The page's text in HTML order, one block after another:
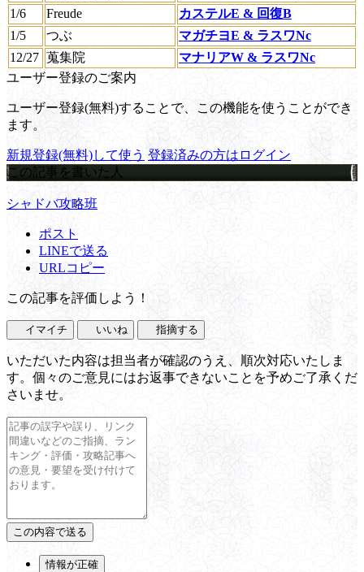
1/6
Freude
カステルE & 回復B
1/5
つぶ
マガチヨE & ラスワNc
12/27 蒐集院
マナリアW & ラスワNc
ユーザー登録のご案内
ユーザー登録(無料)することで、この機能を使うことができ
ます。
新規登録(無料)して使う 登録済みの方はログイン
この記事を書いた人
シャドバ攻略班
ポスト
LINEで送る
URLコピー
この記事を評価しよう！
イマイチ いいね 指摘する
いただいた内容は担当者が確認のうえ、順次対応いたしま
す。個々のご意見にはお返事できないことを予めご了承くだ
さいませ。
情報が正確